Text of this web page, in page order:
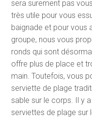
sera surement pas
très utile pour vous
baignade et pour vous
groupe, nous vous
ronds qui sont
offre plus de place et
main. Toutefois, vous
serviette de plage
sable sur le corps. Il y
serviettes de plage sur